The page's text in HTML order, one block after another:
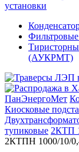
установки
Фильтровые
(АУКРМТ)
ПанЭнергоМет
Киосковые
тупиковые 2КТП
2КТПН 1000/10/